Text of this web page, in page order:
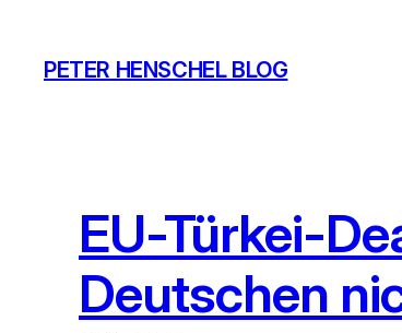
springen
PETER HENSCHEL BLOG
EU-Türkei-
Deutschen